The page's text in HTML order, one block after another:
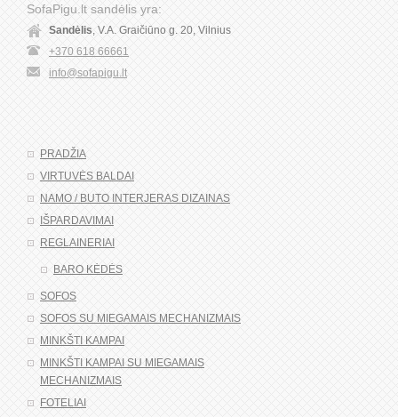
SofaPigu.lt sandėlis yra:
Sandėlis , V.A. Graičiūno g. 20, Vilnius
+370 618 66661
info@sofapigu.lt
PRADŽIA
VIRTUVĖS BALDAI
NAMO / BUTO INTERJERAS DIZAINAS
IŠPARDAVIMAI
REGLAINERIAI
BARO KĖDĖS
SOFOS
SOFOS SU MIEGAMAIS MECHANIZMAIS
MINKŠTI KAMPAI
MINKŠTI KAMPAI SU MIEGAMAIS
MECHANIZMAIS
FOTELIAI